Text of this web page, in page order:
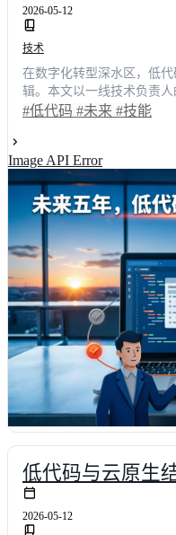
2026-05-12
技术
在数字化转型深水区，低
辑。本文以一线技术负责
开发模式的痛点，并展示
型路径与能力培养建议，助
#低代码 #未来 #技能
Image API Error
低代码与云原生
2026-05-12